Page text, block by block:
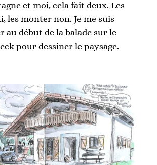
et moi, cela fait deux. Les
les monter non. Je me suis
au début de la balade sur le
pour dessiner le paysage.